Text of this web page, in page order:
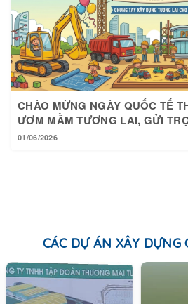
CHÀO MỪNG NGÀY QUỐC TẾ
ƯƠM MẦM TƯƠNG LAI, GỬI
01/06/2026